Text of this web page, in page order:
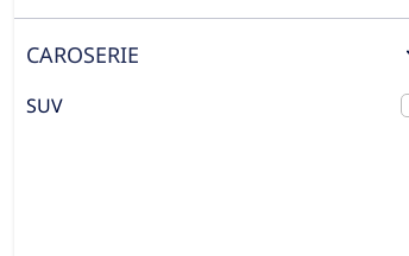
CAROSERIE
SUV